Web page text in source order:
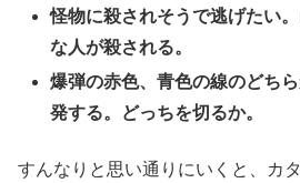
怪物に殺されそうで逃げたい
な人が殺される。
爆弾の赤色、青色の線のどち
発する。どっちを切るか。
すんなりと思い通りにいくと、カ